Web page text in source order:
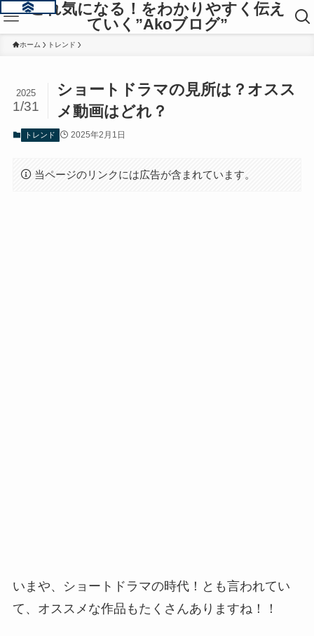
これ気になる！をわかりやすく伝え
ていく”Akoブログ”
ホーム トレンド
ショートドラマの見所は？オスス
メ動画はどれ？
2025
1/31
トレンド 2025年2月1日
当ページのリンクには広告が含まれています。
いまや、ショートドラマの時代！とも言われてい
て、オススメな作品もたくさんありますね！！